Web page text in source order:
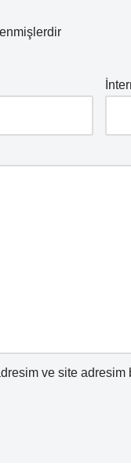
ve site adresim